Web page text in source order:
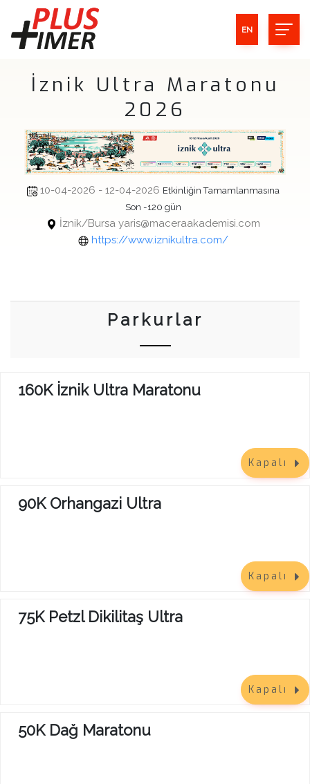
EN
İznik Ultra Maratonu
2026
10-04-2026 - 12-04-2026 Etkinliğin Tamamlanmasına
Son -120 gün
İznik/Bursa yaris@maceraakademisi.com
https://www.iznikultra.com/
Parkurlar
160K İznik Ultra Maratonu
Kapalı
90K Orhangazi Ultra
Kapalı
75K Petzl Dikilitaş Ultra
Kapalı
50K Dağ Maratonu